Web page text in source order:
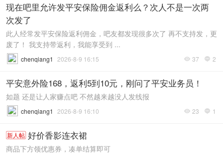
现在吧里允许发平安保险佣金返利么？次人不是一次两
次发了
此人经常发平安保险返利佣金，吧友都发现很多次了 再不支持发，更
废了！ 我支持带返利，我能享受到 ...
 37  2
chenqiang1 2026-8-9 16:15
平安意外险168，返利5到10元，刚问了平安业务员！
如题 还是让人家赚点吧 不然越来越没人发线报
 23  1
chenqiang1 2026-8-9 16:10
新人帖 好价香影连衣裙
商品下方领优惠券，凑单结算即可